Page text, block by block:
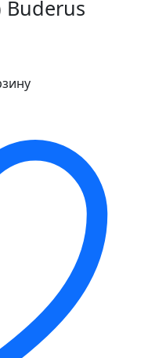
Buderus